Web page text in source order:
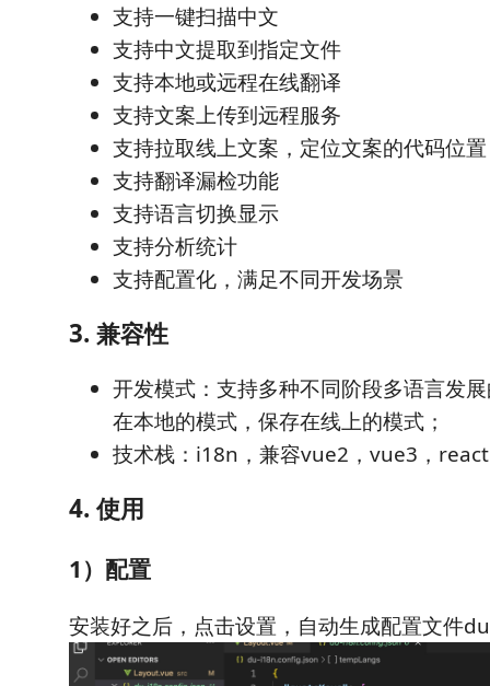
支持一键扫描中文
支持中文提取到指定文件
支持本地或远程在线翻译
支持文案上传到远程服务
支持拉取线上文案，定位文案的代码位置
支持翻译漏检功能
支持语言切换显示
支持分析统计
支持配置化，满足不同开发场景
3. 兼容性
开发模式：支持多种不同阶段多语言发
在本地的模式，保存在线上的模式；
技术栈：i18n，兼容vue2，vue3，
4. 使用
1）配置
安装好之后，点击设置，自动生成配置文件